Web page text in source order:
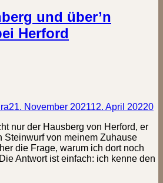
und über’n
Herford
21. November 202112. April 20220
nur der Hausberg von Herford, er
Steinwurf von meinem Zuhause
die Frage, warum ich dort noch
Antwort ist einfach: ich kenne den